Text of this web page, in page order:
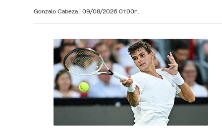
Gonzalo Cabeza | 09/08/2026 01:00h.